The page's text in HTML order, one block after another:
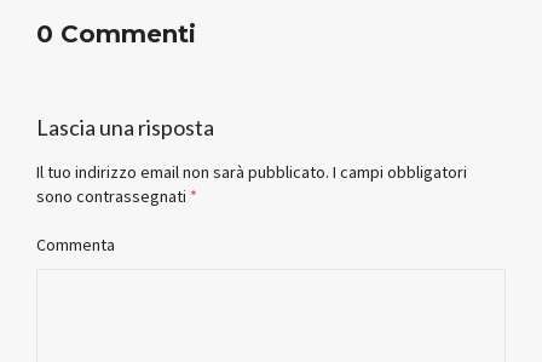
0 Commenti
Lascia una risposta
Il tuo indirizzo email non sarà pubblicato. I campi obbligatori
sono contrassegnati *
Commenta